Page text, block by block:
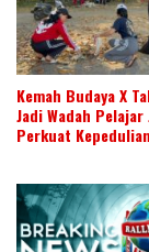
Kemah Budaya X
Jadi Wadah Pelajar
Perkuat